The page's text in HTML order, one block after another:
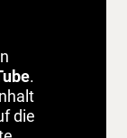
.
die